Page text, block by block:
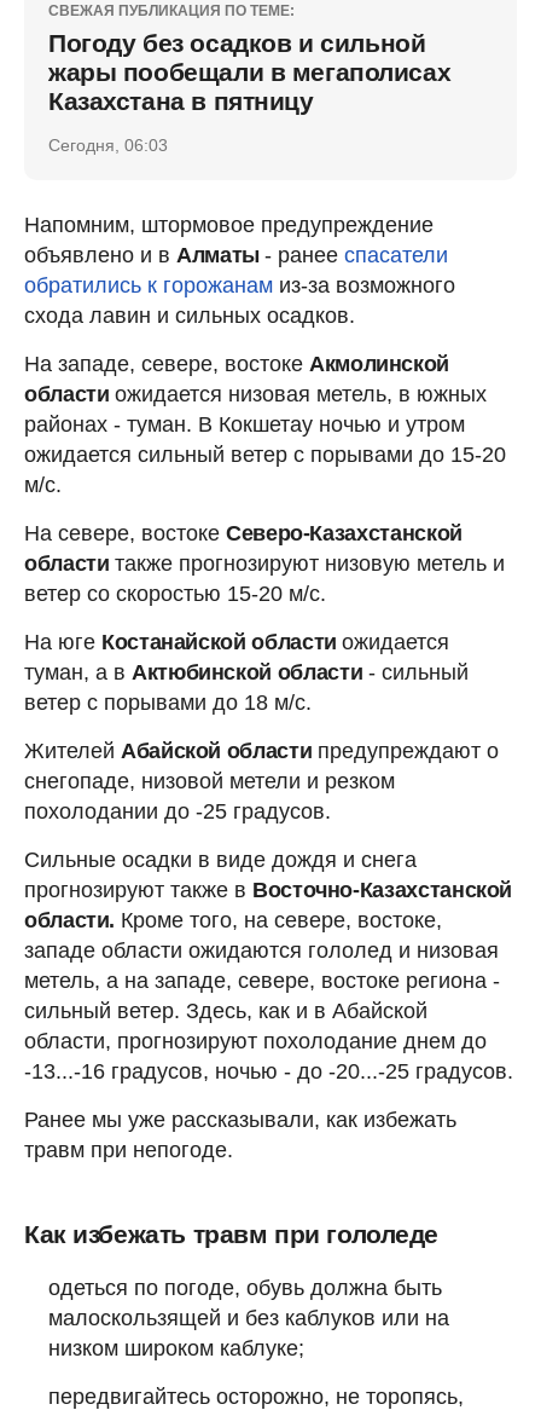
СВЕЖАЯ ПУБЛИКАЦИЯ ПО ТЕМЕ:
Погоду без осадков и сильной
жары пообещали в мегаполисах
Казахстана в пятницу
Сегодня, 06:03
Напомним, штормовое предупреждение
объявлено и в Алматы- ранееспасатели
обратились к горожанам из-за возможного
схода лавин и сильных осадков.
На западе, севере, востоке Акмолинской
области ожидается низовая метель, в южных
районах - туман. В Кокшетау ночью и утром
ожидается сильный ветер с порывами до 15-20
м/с.
На севере, востоке Северо-Казахстанской
области также прогнозируют низовую метель и
ветер со скоростью 15-20 м/с.
На юге Костанайской областиожидается
туман, а в Актюбинской области - сильный
ветер с порывами до 18 м/с.
Жителей Абайской области предупреждают о
снегопаде, низовой метели и резком
похолодании до -25 градусов.
Сильные осадки в виде дождя и снега
прогнозируют также в Восточно-Казахстанской
области. Кроме того, на севере, востоке,
западе области ожидаются гололед и низовая
метель, а на западе, севере, востоке региона -
сильный ветер. Здесь, как и в Абайской
области, прогнозируют похолодание днем до
-13...-16 градусов, ночью - до -20...-25 градусов.
Ранее мы уже рассказывали, как избежать
травм при непогоде.
Как избежать травм при гололеде
одеться по погоде, обувь должна быть
малоскользящей и без каблуков или на
низком широком каблуке;
передвигайтесь осторожно, не торопясь,